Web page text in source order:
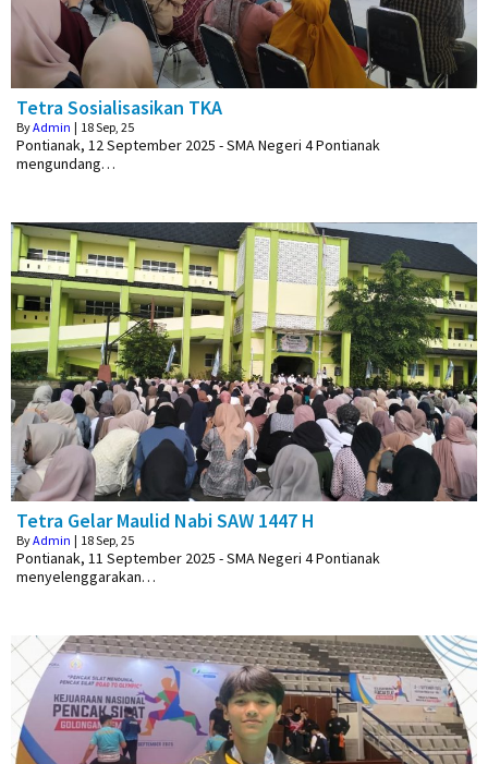
Tetra Sosialisasikan TKA
ByAdmin | 18Sep, 25
Pontianak, 12 September 2025 - SMA Negeri 4 Pontianak
mengundang…
Tetra Gelar Maulid Nabi SAW 1447 H
ByAdmin | 18Sep, 25
Pontianak, 11 September 2025 - SMA Negeri 4 Pontianak
menyelenggarakan…